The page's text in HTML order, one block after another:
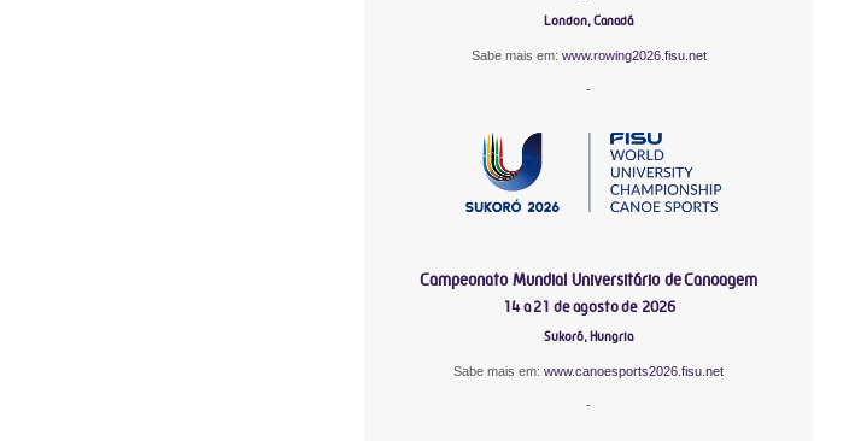
London, Canadá
Sabe mais em: www.rowing2026.fisu.net
-
Campeonato Mundial Universitário de Canoagem
14 a 21 de agosto de 2026
Sukoró, Hungria
Sabe mais em:www.canoesports2026.fisu.net
-